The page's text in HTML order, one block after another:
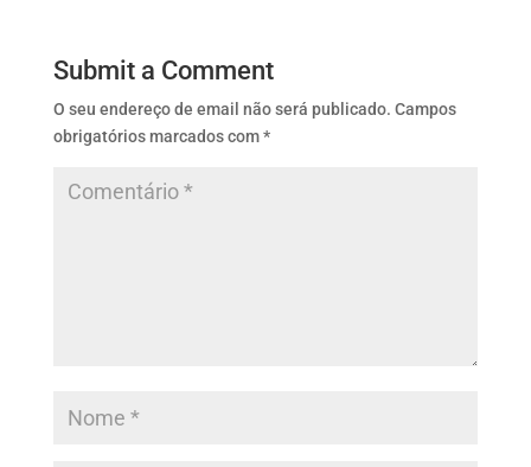
Submit a Comment
O seu endereço de email não será publicado. Campos
obrigatórios marcados com*